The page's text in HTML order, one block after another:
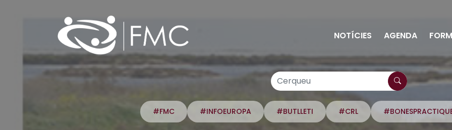
NOTÍCIES AGENDA
#FMC #INFOEUROPA #BUTLLETI #CRL